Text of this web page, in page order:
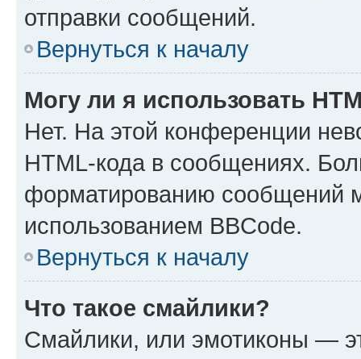
отправки сообщений.
Вернуться к началу
Могу ли я использовать
Нет. На этой конференции
HTML-кода в сообщениях.
форматированию сообщений
использованием BBCode.
Вернуться к началу
Что такое смайлики?
Смайлики, или эмотиконы —